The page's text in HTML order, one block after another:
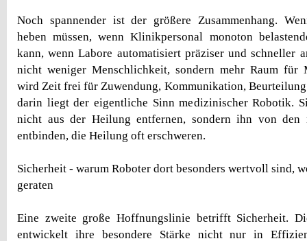
Noch spannender ist der größere Zusammenhang.
heben müssen, wenn Klinikpersonal monoton
kann, wenn Labore automatisiert präziser und schneller
nicht weniger Menschlichkeit, sondern mehr Raum für
wird Zeit frei für Zuwendung, Kommunikation, Beurteilung
darin liegt der eigentliche Sinn medizinischer Robotik.
nicht aus der Heilung entfernen, sondern ihn von den
entbinden, die Heilung oft erschweren.
Sicherheit - warum Roboter dort besonders wertvoll sind,
geraten
Eine zweite große Hoffnungslinie betrifft Sicherheit.
entwickelt ihre besondere Stärke nicht nur in